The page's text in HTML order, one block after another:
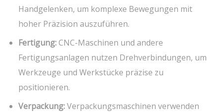
Handgelenken, um komplexe Bewegungen mit
hoher Präzision auszuführen.
Fertigung:CNC-Maschinen und andere
Fertigungsanlagen nutzen Drehverbindungen, um
Werkzeuge und Werkstücke präzise zu
positionieren.
Verpackung:Verpackungsmaschinen verwenden